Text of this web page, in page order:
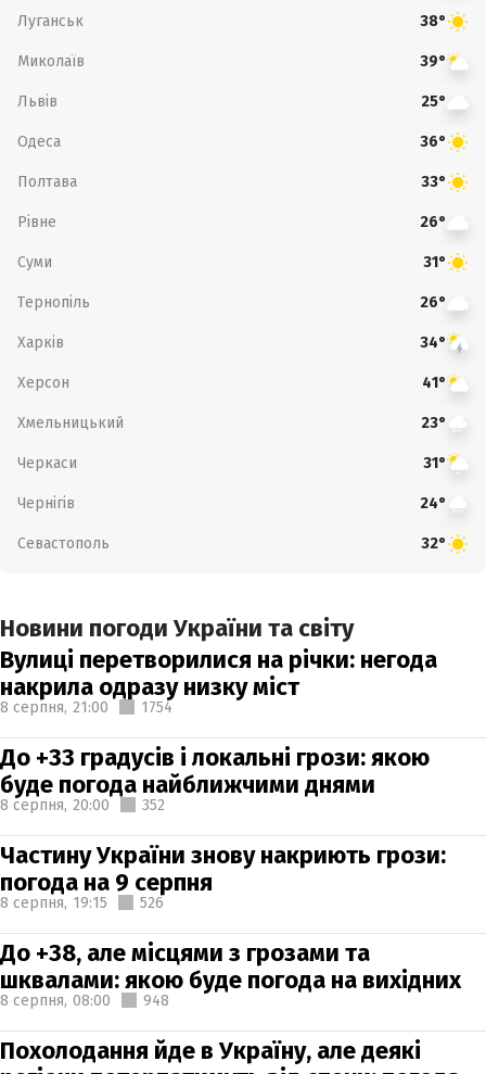
Луганськ 38°
Миколаїв 39°
Львів 25°
Одеса 36°
Полтава 33°
Рівне 26°
Суми 31°
Тернопіль 26°
Харків 34°
Херсон 41°
Хмельницький 23°
Черкаси 31°
Чернігів 24°
Севастополь 32°
Новини погоди України та світу
Вулиці перетворилися на річки: негода
накрила одразу низку міст
8 серпня, 21:00 1754
До +33 градусів і локальні грози: якою
буде погода найближчими днями
8 серпня, 20:00 352
Частину України знову накриють грози:
погода на 9 серпня
8 серпня, 19:15 526
До +38, але місцями з грозами та
шквалами: якою буде погода на вихідних
8 серпня, 08:00 948
Похолодання йде в Україну, але деякі